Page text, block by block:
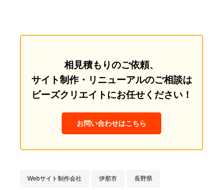
相見積もりのご依頼、
サイト制作・リニューアルのご相談は
ビーズクリエイトにお任せください！
お問い合わせはこちら
Webサイト制作会社 伊那市 長野県